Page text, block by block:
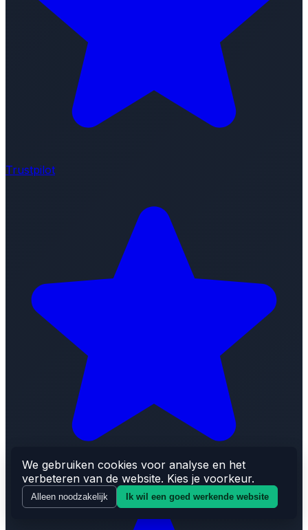
We gebruiken cookies voor analyse en het
verbeteren van de website. Kies je voorkeur.
Alleen noodzakelijk Ik wil een goed werkende website
Trustpilot